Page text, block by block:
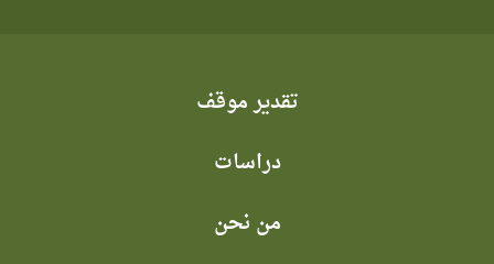
تقدير موقف
دراسات
من نحن